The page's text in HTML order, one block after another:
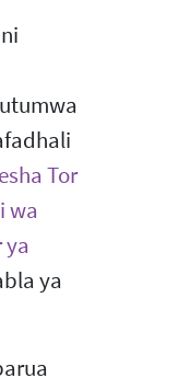
Tor
wa
ya
ya